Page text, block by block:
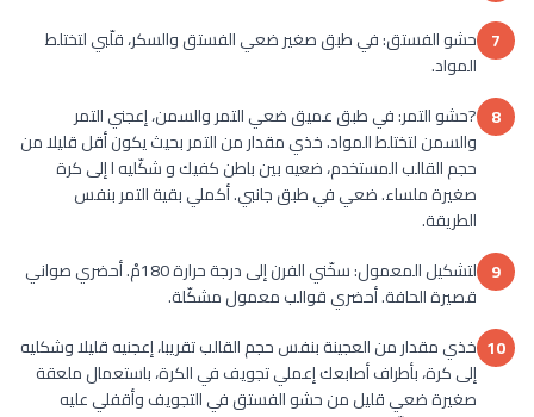
7 حشو الفستق: في طبق صغير ضعي الفستق والسكر، قلّبي لتختلط
المواد.
8 ?حشو التمر: في طبق عميق ضعي التمر والسمن، إعجني التمر
والسمن لتختلط المواد. خذي مقدار من التمر بحيث يكون أقل قليلا من
حجم القالب المستخدم، ضعيه بين باطن كفيك و شكّليه ا إلى كرة
صغيرة ملساء. ضعي في طبق جانبي. أكملي بقية التمر بنفس
الطريقة.
9
لتشكيل المعمول: سخّني الفرن إلى درجة حرارة 180مْ. أحضري صواني
قصيرة الحافة. أحضري قوالب معمول مشكّلة.
10 خذي مقدار من العجينة بنفس حجم القالب تقريبا، إعجنيه قليلا وشكليه
إلى كرة، بأطراف أصابعك إعملي تجويف في الكرة، باستعمال ملعقة
صغيرة ضعي قليل من حشو الفستق في التجويف وأقفلي عليه